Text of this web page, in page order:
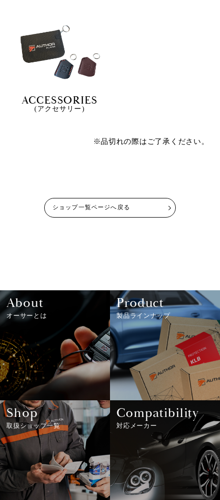
ACCESSORIES
(アクセサリー)
※品切れの際はご了承ください。
ショップ一覧ページへ戻る
About
オーサーとは
Product
製品ラインナップ
Shop
取扱ショップ一覧
Compatibility
対応メーカー